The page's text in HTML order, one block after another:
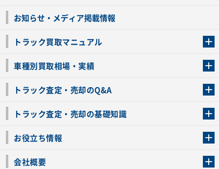
お知らせ・メディア掲載情報
トラック買取マニュアル
車種別買取相場・実績
トラック査定・売却のQ&A
トラック査定・売却の基礎知識
お役立ち情報
会社概要